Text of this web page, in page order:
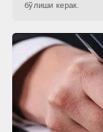
бўлиши керак.